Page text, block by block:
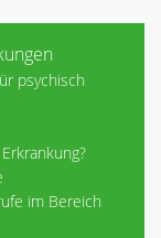
psychisch
im Bereich